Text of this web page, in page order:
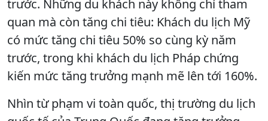
trước. Những du khách này không chỉ tham
quan mà còn tăng chi tiêu: Khách du lịch Mỹ
có mức tăng chi tiêu 50% so cùng kỳ năm
trước, trong khi khách du lịch Pháp chứng
kiến ​​mức tăng trưởng mạnh mẽ lên tới 160%.
Nhìn từ phạm vi toàn quốc, thị trường du lịch